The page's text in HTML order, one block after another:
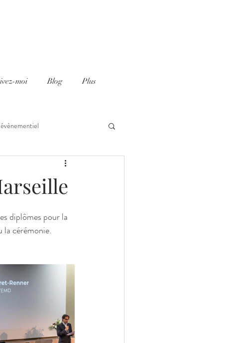
moi Blog Plus
diplômes pour la
la cérémonie.